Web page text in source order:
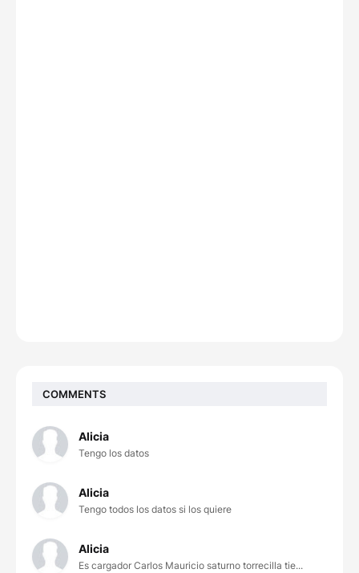
COMMENTS
Alicia
Tengo los datos
Alicia
Tengo todos los datos si los quiere
Alicia
Es cargador Carlos Mauricio saturno torrecilla tie...